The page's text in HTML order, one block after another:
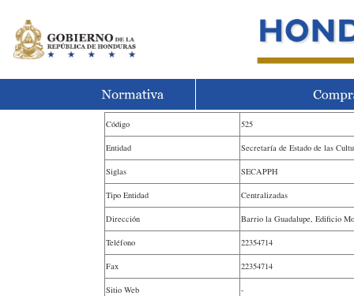
Código 525
Entidad Secretaría de Estado de las
Siglas SECAPPH
Tipo Entidad Centralizadas
Dirección Barrio la Guadalupe, Edificio
Teléfono 22354714
Fax 22354714
Sitio Web -